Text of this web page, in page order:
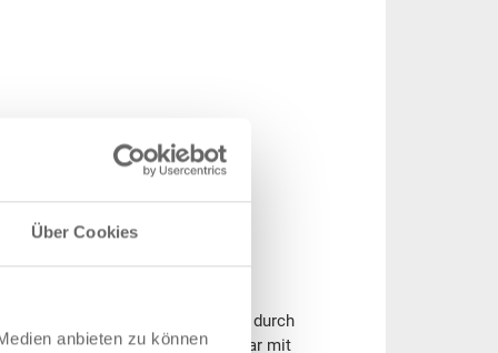
Über Cookies
anbieten zu können
Vorteile: Bequemes Handling durch
Hohe Stabilität. Erweiterbar mit